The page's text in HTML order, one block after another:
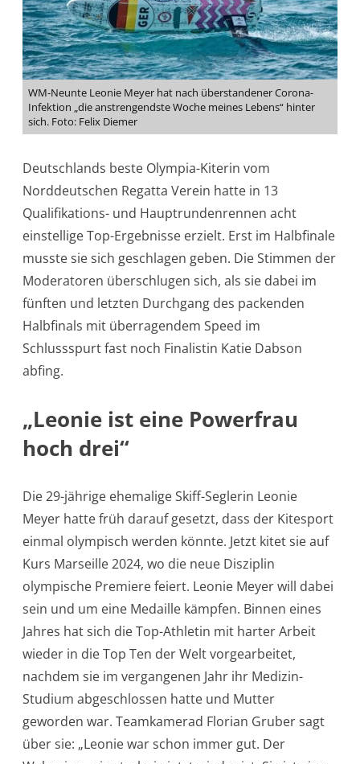
WM-Neunte Leonie Meyer hat nach überstandener Corona-
Infektion „die anstrengendste Woche meines Lebens“ hinter
sich. Foto: Felix Diemer
Deutschlands beste Olympia-Kiterin vom
Norddeutschen Regatta Verein hatte in 13
Qualifikations- und Hauptrundenrennen acht
einstellige Top-Ergebnisse erzielt. Erst im Halbfinale
musste sie sich geschlagen geben. Die Stimmen der
Moderatoren überschlugen sich, als sie dabei im
fünften und letzten Durchgang des packenden
Halbfinals mit überragendem Speed im
Schlussspurt fast noch Finalistin Katie Dabson
abfing.
„Leonie ist eine Powerfrau
hoch drei“
Die 29-jährige ehemalige Skiff-Seglerin Leonie
Meyer hatte früh darauf gesetzt, dass der Kitesport
einmal olympisch werden könnte. Jetzt kitet sie auf
Kurs Marseille 2024, wo die neue Disziplin
olympische Premiere feiert. Leonie Meyer will dabei
sein und um eine Medaille kämpfen. Binnen eines
Jahres hat sich die Top-Athletin mit harter Arbeit
wieder in die Top Ten der Welt vorgearbeitet,
nachdem sie im vergangenen Jahr ihr Medizin-
Studium abgeschlossen hatte und Mutter
geworden war. Teamkamerad Florian Gruber sagt
über sie: „Leonie war schon immer gut. Der